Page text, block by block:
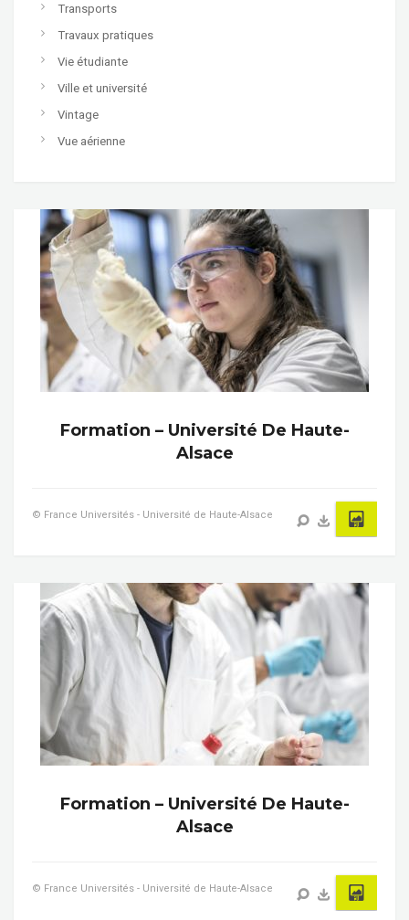
Transports
Travaux pratiques
Vie étudiante
Ville et université
Vintage
Vue aérienne
Formation – Université De Haute-
Alsace
© France Universités - Université de Haute-Alsace
Formation – Université De Haute-
Alsace
© France Universités - Université de Haute-Alsace